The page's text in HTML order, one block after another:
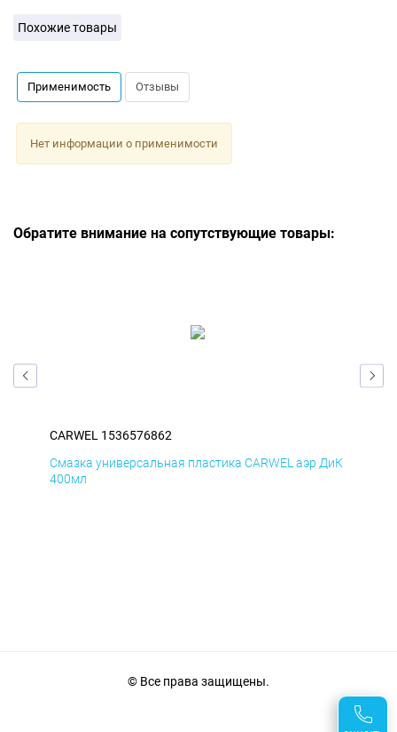
Похожие товары
Применимость Отзывы
Нет информации о применимости
Обратите внимание на сопутствующие товары:
CARWEL 1536576862
Смазка универсальная пластика CARWEL аэр ДиК
400мл
© Все права защищены.